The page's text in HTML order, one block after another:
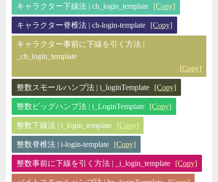
キャラクター下線法 | ch_login_template [Copy]
キャラクター脊椎法 | ch-login-template [Copy]
キャラクター事前に下線を引く方法 |
_ch_login_template
[Copy]
整数スモールハンプ法 | i_loginTemplate [Copy]
整数ビッグハンプ法 | i_LoginTemplate [Copy]
整数下線法 | i_login_template [Copy]
整数脊椎法 | i-login-template [Copy]
整数事前に下線を引く方法 | _i_login_template [Copy]